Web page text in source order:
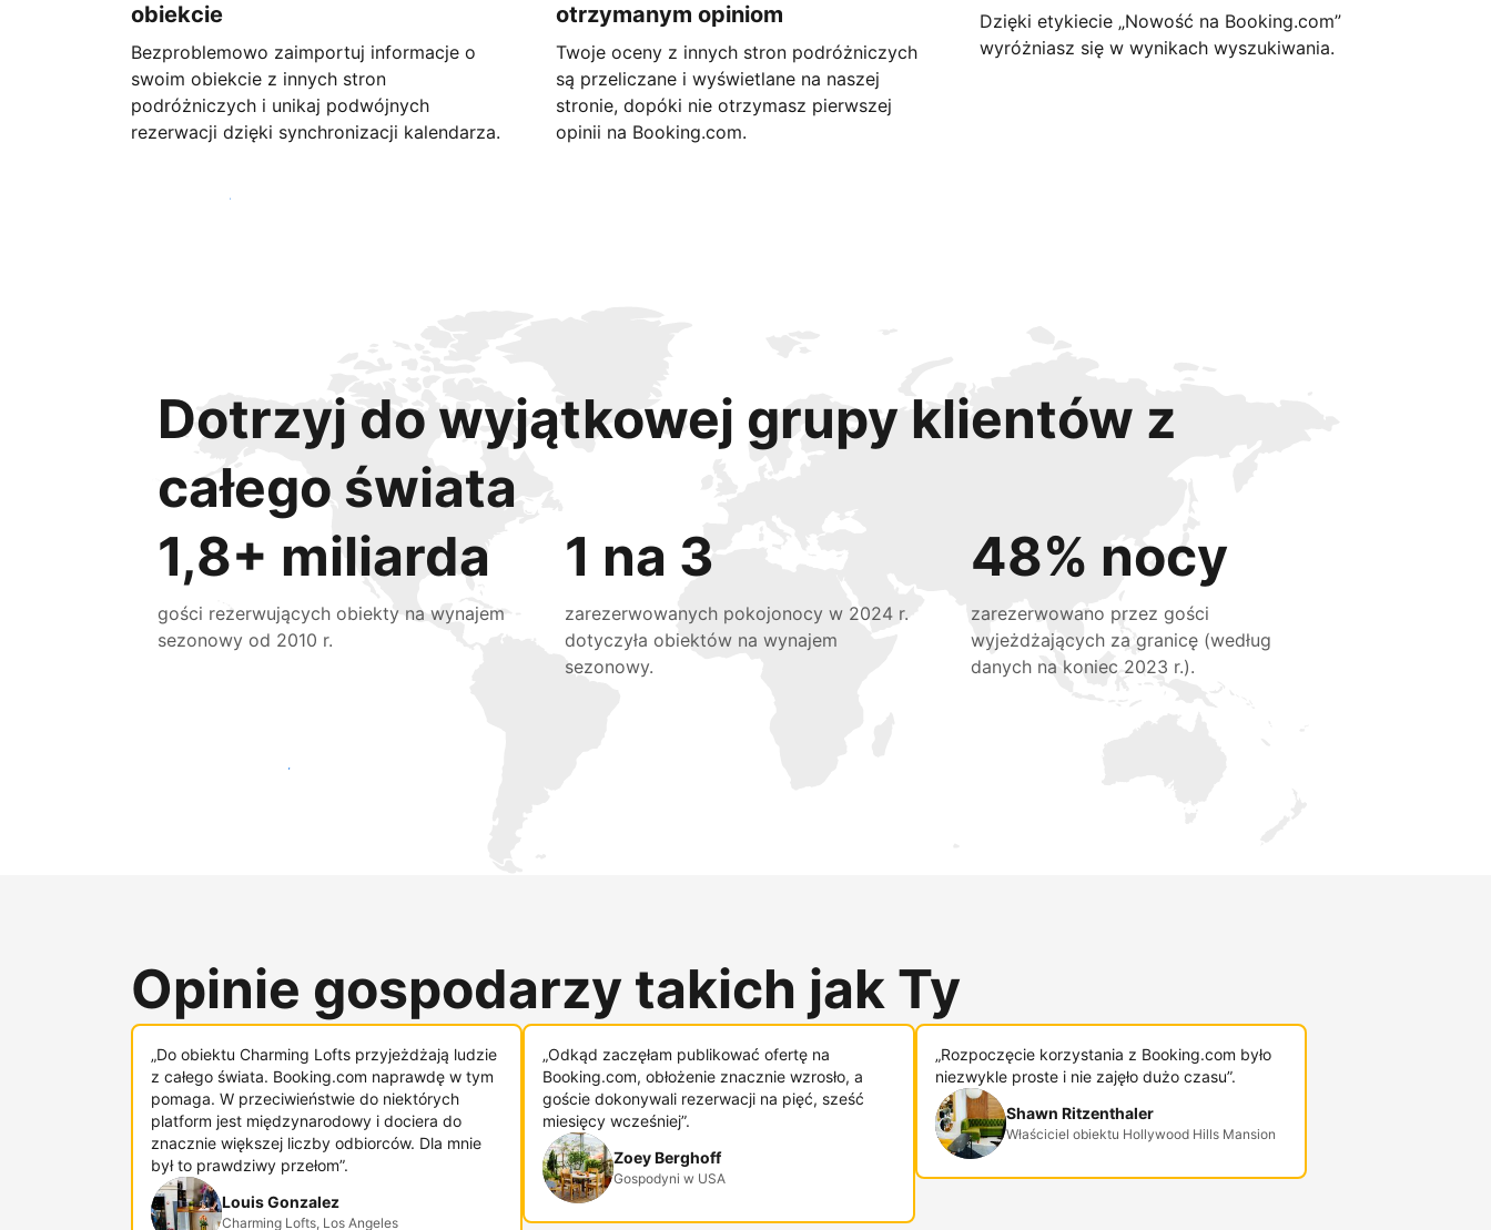
obiekcie
Bezproblemowo zaimportuj informacje o
swoim obiekcie z innych stron
podróżniczych i unikaj podwójnych
rezerwacji dzięki synchronizacji kalendarza.
otrzymanym opiniom
Twoje oceny z innych stron podróżniczych
są przeliczane i wyświetlane na naszej
stronie, dopóki nie otrzymasz pierwszej
opinii na Booking.com.
Dzięki etykiecie „Nowość na Booking.com”
wyróżniasz się w wynikach wyszukiwania.
Rozpocznij już dziś
Dotrzyj do wyjątkowej grupy klientów z
całego świata
1,8+ miliarda
gości rezerwujących obiekty na wynajem
sezonowy od 2010 r.
1 na 3
zarezerwowanych pokojonocy w 2024 r.
dotyczyła obiektów na wynajem
sezonowy.
48% nocy
zarezerwowano przez gości
wyjeżdżających za granicę (według
danych na koniec 2023 r.).
Dotrzyj do nowych gości już dziś
Opinie gospodarzy takich jak Ty
„Do obiektu Charming Lofts przyjeżdżają ludzie
z całego świata. Booking.com naprawdę w tym
pomaga. W przeciwieństwie do niektórych
platform jest międzynarodowy i dociera do
znacznie większej liczby odbiorców. Dla mnie
był to prawdziwy przełom”.
Louis Gonzalez
Charming Lofts, Los Angeles
„Odkąd zaczęłam publikować ofertę na
Booking.com, obłożenie znacznie wzrosło, a
goście dokonywali rezerwacji na pięć, sześć
miesięcy wcześniej”.
Zoey Berghoff
Gospodyni w USA
„Rozpoczęcie korzystania z Booking.com było
niezwykle proste i nie zajęło dużo czasu”.
Shawn Ritzenthaler
Właściciel obiektu Hollywood Hills Mansion